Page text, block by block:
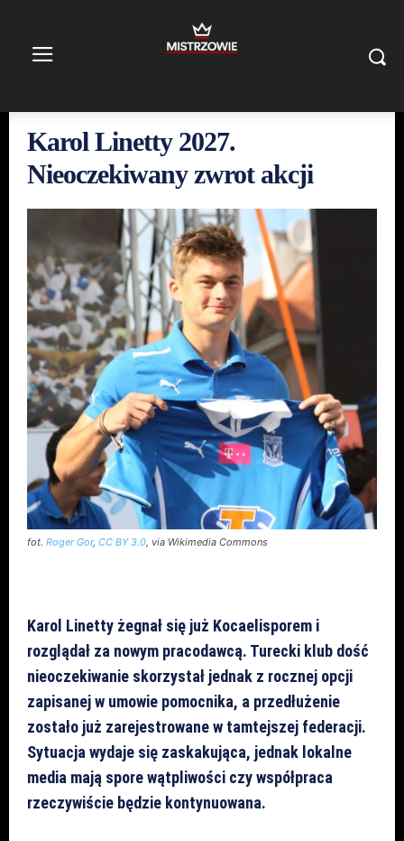
Karol Linetty 2027.
Nieoczekiwany zwrot akcji
fot. Roger Gor, CC BY 3.0, via Wikimedia Commons
Karol Linetty żegnał się już Kocaelisporem i
rozglądał za nowym pracodawcą. Turecki klub dość
nieoczekiwanie skorzystał jednak z rocznej opcji
zapisanej w umowie pomocnika, a przedłużenie
zostało już zarejestrowane w tamtejszej federacji.
Sytuacja wydaje się zaskakująca, jednak lokalne
media mają spore wątpliwości czy współpraca
rzeczywiście będzie kontynuowana.